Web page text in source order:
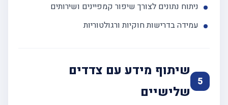
ניתוח נתונים לצורך שיפור קמפיינים ושירותים
עמידה בדרישות חוקיות ורגולטוריות
5
שיתוף מידע עם צדדים
שלישיים